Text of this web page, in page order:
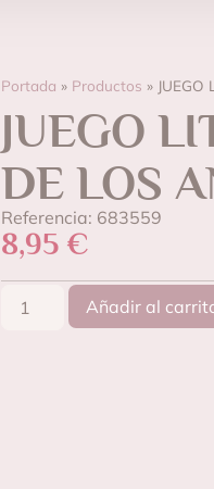
Portada » Productos » JUEGO
JUEGO
DE LOS
Referencia: 683559
8,95 €
Añadir al